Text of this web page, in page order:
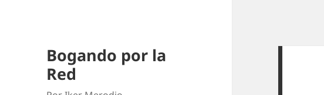
Bogando por la
Red